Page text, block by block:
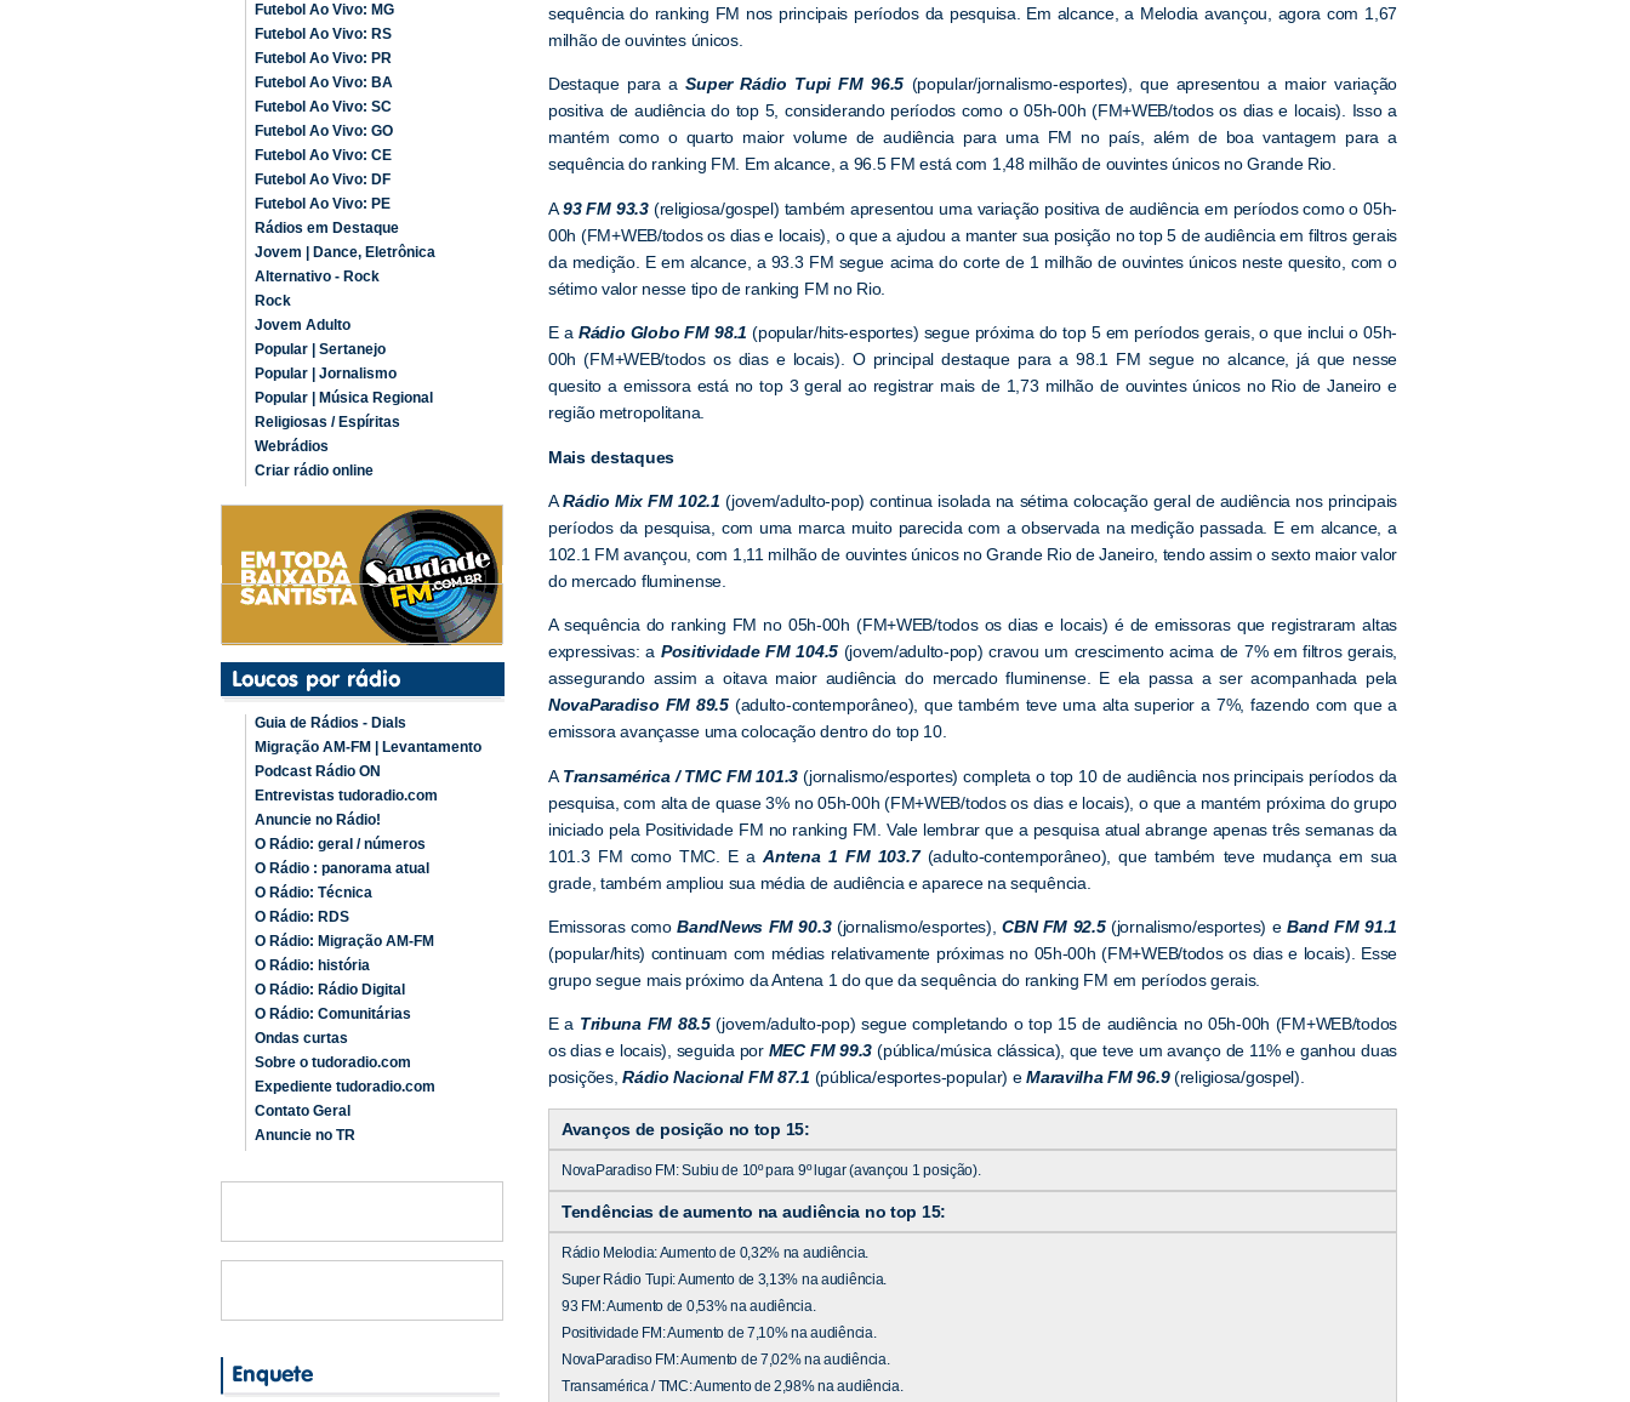
Futebol Ao Vivo: MG
Futebol Ao Vivo: RS
Futebol Ao Vivo: PR
Futebol Ao Vivo: BA
Futebol Ao Vivo: SC
Futebol Ao Vivo: GO
Futebol Ao Vivo: CE
Futebol Ao Vivo: DF
Futebol Ao Vivo: PE
Rádios em Destaque
Jovem | Dance, Eletrônica
Alternativo - Rock
Rock
Jovem Adulto
Popular | Sertanejo
Popular | Jornalismo
Popular | Música Regional
Religiosas / Espíritas
Webrádios
Criar rádio online
Guia de Rádios - Dials
Migração AM-FM | Levantamento
Podcast Rádio ON
Entrevistas tudoradio.com
Anuncie no Rádio!
O Rádio: geral / números
O Rádio : panorama atual
O Rádio: Técnica
O Rádio: RDS
O Rádio: Migração AM-FM
O Rádio: história
O Rádio: Rádio Digital
O Rádio: Comunitárias
Ondas curtas
Sobre o tudoradio.com
Expediente tudoradio.com
Contato Geral
Anuncie no TR
sequência do ranking FM nos principais períodos da pesquisa. Em alcance, a Melodia avançou, agora com 1,67
milhão de ouvintes únicos.
Destaque para aSuper Rádio Tupi FM 96.5 (popular/jornalismo-esportes), que apresentou a maior variação
positiva de audiência do top 5, considerando períodos como o 05h-00h (FM+WEB/todos os dias e locais). Isso a
mantém como o quarto maior volume de audiência para uma FM no país, além de boa vantagem para a
sequência do ranking FM. Em alcance, a 96.5 FM está com 1,48 milhão de ouvintes únicos no Grande Rio.
A93 FM 93.3(religiosa/gospel) também apresentou uma variação positiva de audiência em períodos como o 05h-
00h (FM+WEB/todos os dias e locais), o que a ajudou a manter sua posição no top 5 de audiência em filtros gerais
da medição. E em alcance, a 93.3 FM segue acima do corte de 1 milhão de ouvintes únicos neste quesito, com o
sétimo valor nesse tipo de ranking FM no Rio.
E a Rádio Globo FM 98.1 (popular/hits-esportes) segue próxima do top 5 em períodos gerais, o que inclui o 05h-
00h (FM+WEB/todos os dias e locais). O principal destaque para a 98.1 FM segue no alcance, já que nesse
quesito a emissora está no top 3 geral ao registrar mais de 1,73 milhão de ouvintes únicos no Rio de Janeiro e
região metropolitana.
Mais destaques
ARádio Mix FM 102.1 (jovem/adulto-pop) continua isolada na sétima colocação geral de audiência nos principais
períodos da pesquisa, com uma marca muito parecida com a observada na medição passada. E em alcance, a
102.1 FM avançou, com 1,11 milhão de ouvintes únicos no Grande Rio de Janeiro, tendo assim o sexto maior valor
do mercado fluminense.
A sequência do ranking FM no 05h-00h (FM+WEB/todos os dias e locais) é de emissoras que registraram altas
expressivas: a Positividade FM 104.5(jovem/adulto-pop) cravou um crescimento acima de 7% em filtros gerais,
assegurando assim a oitava maior audiência do mercado fluminense. E ela passa a ser acompanhada pela
NovaParadiso FM 89.5 (adulto-contemporâneo), que também teve uma alta superior a 7%, fazendo com que a
emissora avançasse uma colocação dentro do top 10.
A Transamérica / TMC FM 101.3(jornalismo/esportes) completa o top 10 de audiência nos principais períodos da
pesquisa, com alta de quase 3% no 05h-00h (FM+WEB/todos os dias e locais), o que a mantém próxima do grupo
iniciado pela Positividade FM no ranking FM. Vale lembrar que a pesquisa atual abrange apenas três semanas da
101.3 FM como TMC. E aAntena 1 FM 103.7 (adulto-contemporâneo), que também teve mudança em sua
grade, também ampliou sua média de audiência e aparece na sequência.
Emissoras comoBandNews FM 90.3(jornalismo/esportes),CBN FM 92.5(jornalismo/esportes) e Band FM 91.1
(popular/hits) continuam com médias relativamente próximas no 05h-00h (FM+WEB/todos os dias e locais). Esse
grupo segue mais próximo da Antena 1 do que da sequência do ranking FM em períodos gerais.
E a Tribuna FM 88.5(jovem/adulto-pop) segue completando o top 15 de audiência no 05h-00h (FM+WEB/todos
os dias e locais), seguida por MEC FM 99.3 (pública/música clássica), que teve um avanço de 11% e ganhou duas
posições,Rádio Nacional FM 87.1 (pública/esportes-popular) eMaravilha FM 96.9(religiosa/gospel).
Avanços de posição no top 15:
NovaParadiso FM: Subiu de 10º para 9º lugar (avançou 1 posição).
Tendências de aumento na audiência no top 15:
Rádio Melodia: Aumento de 0,32% na audiência.
Super Rádio Tupi: Aumento de 3,13% na audiência.
93 FM: Aumento de 0,53% na audiência.
Positividade FM: Aumento de 7,10% na audiência.
NovaParadiso FM: Aumento de 7,02% na audiência.
Transamérica / TMC: Aumento de 2,98% na audiência.